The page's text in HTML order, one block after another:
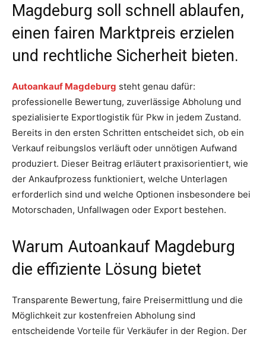
Magdeburg soll schnell ablaufen,
einen fairen Marktpreis erzielen
und rechtliche Sicherheit bieten.
Autoankauf Magdeburg steht genau dafür:
professionelle Bewertung, zuverlässige Abholung und
spezialisierte Exportlogistik für Pkw in jedem Zustand.
Bereits in den ersten Schritten entscheidet sich, ob ein
Verkauf reibungslos verläuft oder unnötigen Aufwand
produziert. Dieser Beitrag erläutert praxisorientiert, wie
der Ankaufprozess funktioniert, welche Unterlagen
erforderlich sind und welche Optionen insbesondere bei
Motorschaden, Unfallwagen oder Export bestehen.
Warum Autoankauf Magdeburg
die effiziente Lösung bietet
Transparente Bewertung, faire Preisermittlung und die
Möglichkeit zur kostenfreien Abholung sind
entscheidende Vorteile für Verkäufer in der Region. Der